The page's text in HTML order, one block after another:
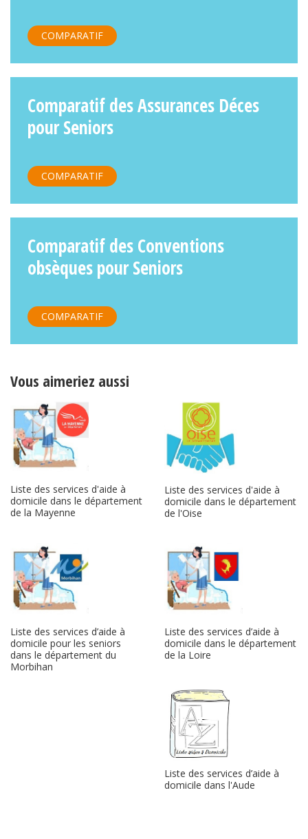
COMPARATIF
Comparatif des Assurances Déces
pour Seniors
COMPARATIF
Comparatif des Conventions
obsèques pour Seniors
COMPARATIF
Vous aimeriez aussi
Liste des services d'aide à
domicile dans le département
de la Mayenne
Liste des services d'aide à
domicile dans le département
de l'Oise
Liste des services d’aide à
domicile pour les seniors
dans le département du
Morbihan
Liste des services d’aide à
domicile dans le département
de la Loire
Liste des services d’aide à
domicile dans l'Aude